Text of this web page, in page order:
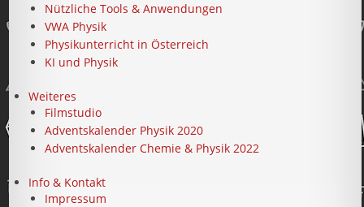
Nützliche Tools & Anwendungen
VWA Physik
Physikunterricht in Österreich
KI und Physik
Weiteres
Filmstudio
Adventskalender Physik 2020
Adventskalender Chemie & Physik 2022
Info & Kontakt
Impressum